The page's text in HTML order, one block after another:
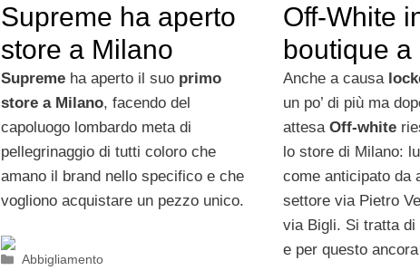
Supreme ha aperto
store a Milano
Supremeha aperto il suo primo
store a Milano, facendo del
capoluogo lombardo meta di
pellegrinaggio di tutti coloro che
amano il brand nello specifico e che
vogliono acquistare un pezzo unico.
Categorie
Abbigliamento
Off-White
boutique a
Anche a causa
un po’ di più ma
attesa Off-white
lo store di Milano:
come anticipato da
settore via Pietro
via Bigli. Si tratta di
e per questo